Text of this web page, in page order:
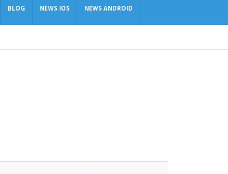
BLOG NEWS IOS NEWS ANDROID